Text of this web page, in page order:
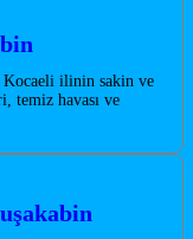
Kocaeli ilinin sakin ve
temiz havası ve